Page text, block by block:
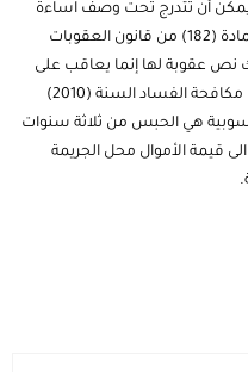
يمكن أن تتدرج تحت وصف اساءة
استخدام السلطة المنصوص عليها في المادة (182) من قانون العقوبات
لم يكن هناك نص عقوبة لها إنما يعاقب على
هذه الجريمة وفق المادة (1 / 25) من قانون مكافحة الفساد السنة (2010)
هي الحبس من ثلاثة سنوات
قيمة الأموال محل الجريمة